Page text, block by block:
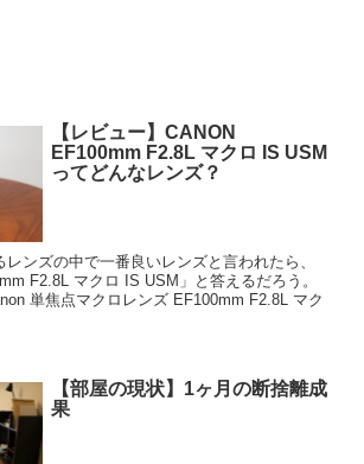
【レビュー】CANON
EF100mm F2.8L マクロ IS USM
ってどんなレンズ？
ンズの中で一番良いレンズと言われたら、
F2.8L マクロ IS USM」と答えるだろう。
単焦点マクロレンズ EF100mm F2.8L マク
【部屋の現状】1ヶ月の断捨離成
果